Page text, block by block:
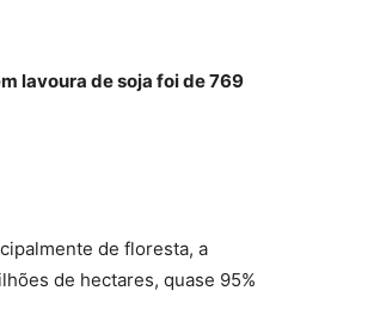
lavoura de soja foi de 769
de floresta, a
de hectares, quase 95%